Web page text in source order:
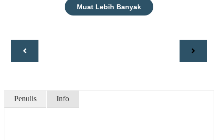
Muat Lebih Banyak
Penulis Info